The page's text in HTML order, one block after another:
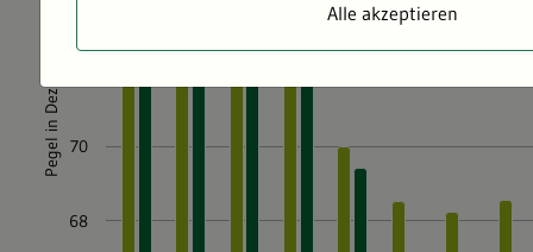
Alle akzeptieren